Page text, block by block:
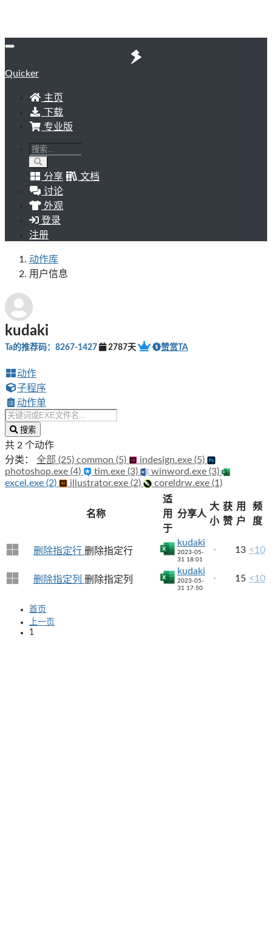
Quicker
主页
下载
专业版
分享
文档
讨论
外观
登录
注册
动作库
用户信息
kudaki
Ta的推荐码：8267-1427 2787天 赞赏TA
动作
子程序
动作单
搜索
共 2 个动作
分类：
全部 (25) common (5)
indesign.exe (5)
photoshop.exe (4)
tim.exe (3)
winword.exe (3)
excel.exe (2)
illustrator.exe (2) coreldrw.exe (1)
名称
适
用
于
分享人
大
小
获
赞
用
户
频
度
删除指定行 删除指定行
kudaki
2023-05-
31 18:01
13 <10
删除指定列 删除指定列
kudaki
2023-05-
31 17:50
15 <10
首页
上一页
1